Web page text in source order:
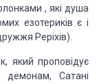
, які душа
езотериків є і
Реріхів).
який проповідує
Сатані